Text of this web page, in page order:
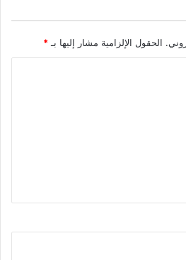
الحقول الإلزامية مشار إليها بـ *